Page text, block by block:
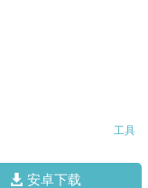
工具
安卓下载